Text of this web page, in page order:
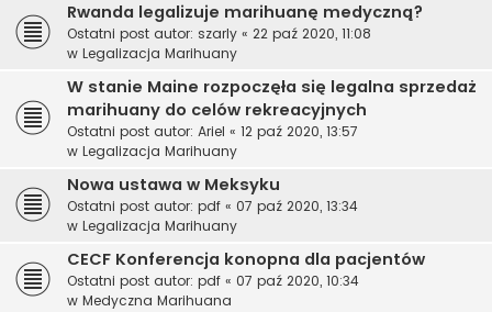
Rwanda legalizuje marihuanę medyczną?
Ostatni post autor: szarly « 22 paź 2020, 11:08
w Legalizacja Marihuany
W stanie Maine rozpoczęła się legalna sprzedaż
marihuany do celów rekreacyjnych
Ostatni post autor: Ariel « 12 paź 2020, 13:57
w Legalizacja Marihuany
Nowa ustawa w Meksyku
Ostatni post autor: pdf « 07 paź 2020, 13:34
w Legalizacja Marihuany
CECF Konferencja konopna dla pacjentów
Ostatni post autor: pdf « 07 paź 2020, 10:34
w Medyczna Marihuana